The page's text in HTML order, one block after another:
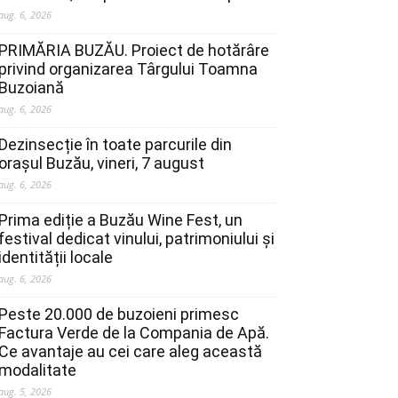
6, 2026
BUZĂU. Proiect de hotărâre
organizarea Târgului Toamna
6, 2026
în toate parcurile din
Buzău, vineri, 7 august
6, 2026
ediție a Buzău Wine Fest, un
dedicat vinului, patrimoniului și
locale
6, 2026
20.000 de buzoieni primesc
Verde de la Compania de Apă.
avantaje au cei care aleg această
5, 2026